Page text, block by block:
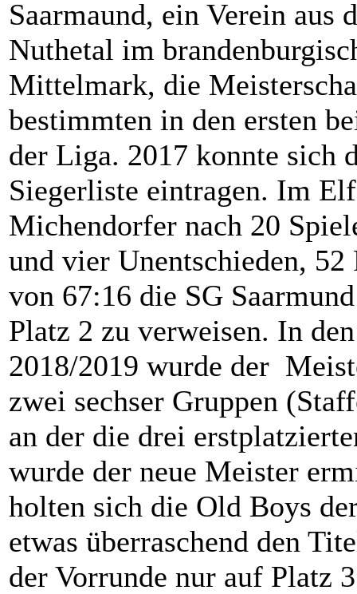
Saarmaund, ein Verein aus
Nuthetal im
Mittelmark, die
bestimmten in den ersten
der Liga. 2017 konnte sich
Siegerliste eintragen. Im
Michendorfer nach 20
und vier Unentschieden,
von 67:16 die SG
Platz 2 zu verweisen. In
2018/2019 wurde der
zwei sechser Gruppen
an der die drei
wurde der neue Meister
holten sich die Old Boys
etwas überraschend den
der Vorrunde nur auf Platz